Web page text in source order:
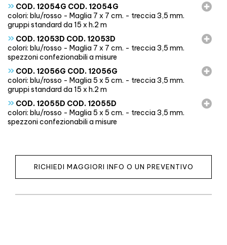
» COD. 12054G COD. 12054G
colori: blu/rosso - Maglia 7 x 7 cm. - treccia 3,5 mm. 
gruppi standard da 15 x h.2 m
» COD. 12053D COD. 12053D
colori: blu/rosso - Maglia 7 x 7 cm. - treccia 3,5 mm. 
spezzoni confezionabili a misure
» COD. 12056G COD. 12056G
colori: blu/rosso - Maglia 5 x 5 cm. - treccia 3,5 mm. 
gruppi standard da 15 x h.2 m
» COD. 12055D COD. 12055D
colori: blu/rosso - Maglia 5 x 5 cm. - treccia 3,5 mm. 
spezzoni confezionabili a misure
RICHIEDI MAGGIORI INFO O UN PREVENTIVO